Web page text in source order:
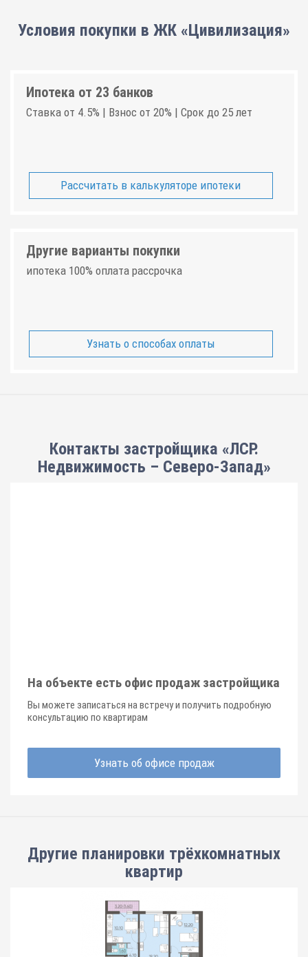
Условия покупки в ЖК «Цивилизация»
Ипотека от 23 банков
Ставка от 4.5% | Взнос от 20% | Срок до 25 лет
Рассчитать в калькуляторе ипотеки
Другие варианты покупки
ипотека 100% оплата рассрочка
Узнать о способах оплаты
Контакты застройщика «ЛСР.
Недвижимость – Северо-Запад»
На объекте есть офис продаж застройщика
Вы можете записаться на встречу и получить подробную
консультацию по квартирам
Узнать об офисе продаж
Другие планировки трёхкомнатных
квартир